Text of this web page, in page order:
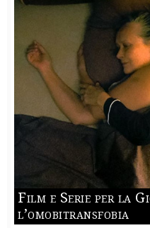
Film e Serie per la
l’omobitransfobia